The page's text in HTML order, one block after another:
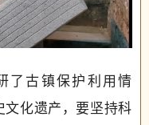
古镇保护利用情
化遗产，要坚持科